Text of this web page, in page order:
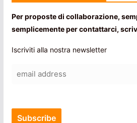
Per proposte di collaborazione,
semplicemente per contattarci,
Iscriviti alla nostra newsletter